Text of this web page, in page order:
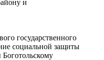
и
государственного
социальной защиты
Боготольскому